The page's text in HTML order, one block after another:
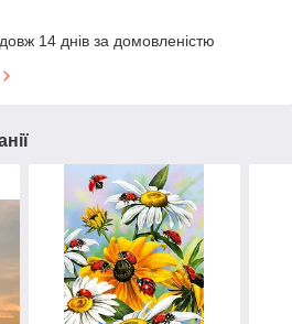
14 днів за домовленістю